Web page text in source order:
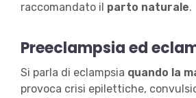
raccomandato il parto naturale.
Preeclampsia ed
Si parla di eclampsia quando la
provoca crisi epilettiche,